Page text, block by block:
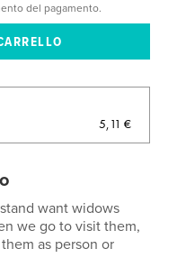
del pagamento.
5,11 €
want widows
we go to visit them,
as person or